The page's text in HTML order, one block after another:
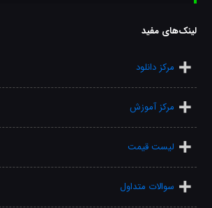
لینک‌های مفید
مرکز دانلود
مرکز آموزش
لیست قیمت
سوالات متداول